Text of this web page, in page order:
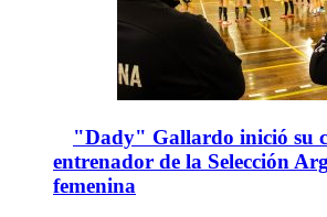
"Dady" Gallardo inició su
entrenador de la Selección
femenina